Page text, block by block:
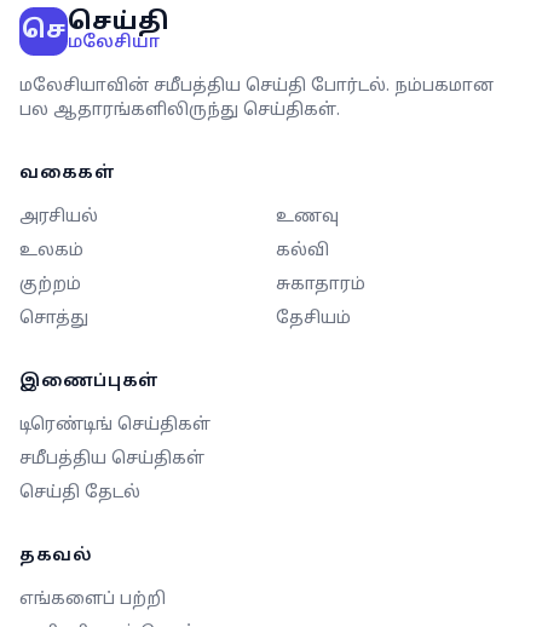
செசெய்தி
மலேசியா
மலேசியாவின் சமீபத்திய செய்தி போர்டல். நம்பகமான
பல ஆதாரங்களிலிருந்து செய்திகள்.
வகைகள்
அரசியல்
உணவு
உலகம்
கல்வி
குற்றம்
சுகாதாரம்
சொத்து
தேசியம்
இணைப்புகள்
டிரெண்டிங் செய்திகள்
சமீபத்திய செய்திகள்
செய்தி தேடல்
தகவல்
எங்களைப் பற்றி